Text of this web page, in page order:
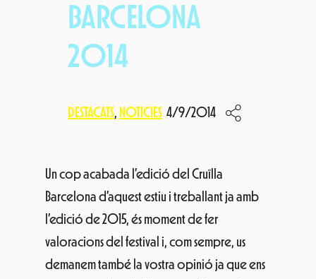
BARCELONA
2014
DESTACATS, NOTICIES 4/9/2014
Un cop acabada l’edició del Cruïlla
Barcelona d’aquest estiu i treballant ja amb
l’edició de 2015, és moment de fer
valoracions del festival i, com sempre, us
demanem també la vostra opinió ja que ens